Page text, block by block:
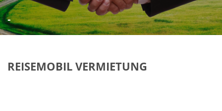
-
REISEMOBIL VERMIETUNG